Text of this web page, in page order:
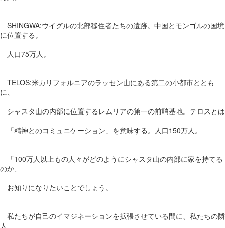
SHINGWA:ウイグルの北部移住者たちの遺跡。中国とモンゴルの国境
に位置する。
人口75万人。
TELOS:米カリフォルニアのラッセン山にある第二の小都市ととも
に、
シャスタ山の内部に位置するレムリアの第一の前哨基地。テロスとは
「精神とのコミュニケーション」を意味する。人口150万人。
「100万人以上もの人々がどのようにシャスタ山の内部に家を持てる
のか、
お知りになりたいことでしょう。
私たちが自己のイマジネーションを拡張させている間に、私たちの隣
人